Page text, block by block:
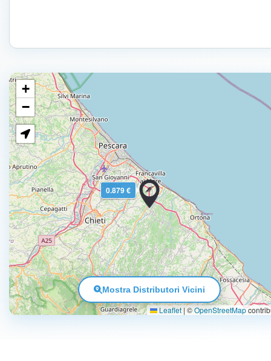
0.879 €
+
−
Leaflet|©OpenStreetMap
Mostra Distributori Vicini